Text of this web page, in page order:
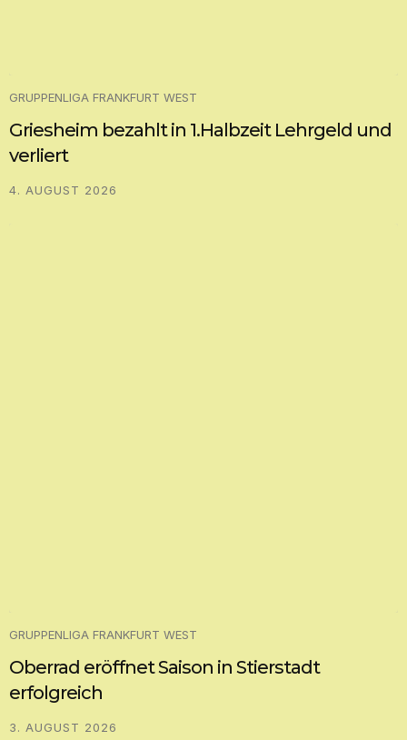
GRUPPENLIGA FRANKFURT WEST
Griesheim bezahlt in 1.Halbzeit Lehrgeld und
verliert
4. AUGUST 2026
GRUPPENLIGA FRANKFURT WEST
Oberrad eröffnet Saison in Stierstadt
erfolgreich
3. AUGUST 2026